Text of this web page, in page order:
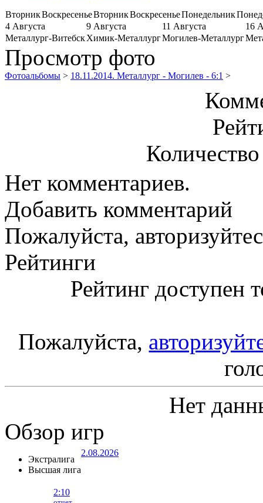
ВторникВоскресеньеВторникВоскресеньеПонедельник
4 Августа
9 Августа 11 Августа
16
Металлург-ВитебскХимик-МеталлургМогилев-Металлург
Просмотр фото
Фотоальбомы > 18.11.2014. Металлург - Могилев - 6:1 >
Нет комментариев.
Добавить комментарий
Пожалуйста,
Рейтинги
Рейтинг доступен
Пожалуйста,
Нет
Обзор игр
Экстралига
Высшая лига
2.08.2026
2:10